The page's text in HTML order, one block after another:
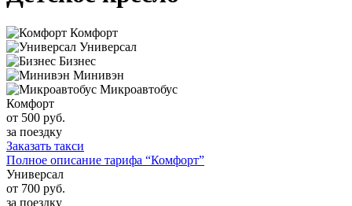
Комфорт
Универсал
Бизнес
Минивэн
Микроавтобус
Комфорт
от 500 руб.
за поездку
Заказать такси
Полное описание тарифа “Комфорт”
Универсал
от 700 руб.
за поездку